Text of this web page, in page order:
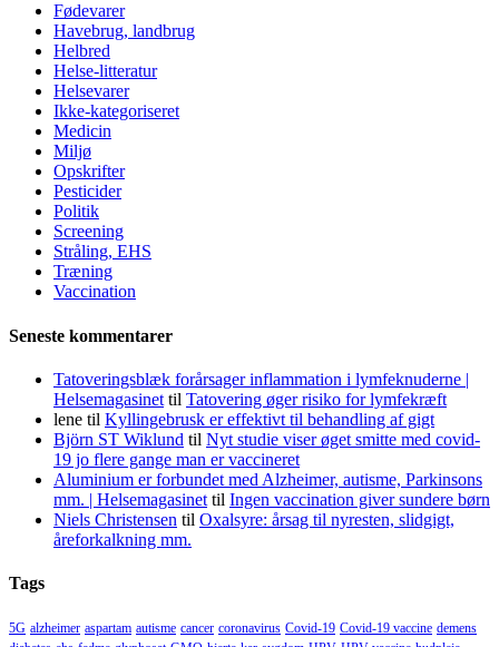
Fødevarer
Havebrug, landbrug
Helbred
Helse-litteratur
Helsevarer
Ikke-kategoriseret
Medicin
Miljø
Opskrifter
Pesticider
Politik
Screening
Stråling, EHS
Træning
Vaccination
Seneste kommentarer
Tatoveringsblæk forårsager inflammation i lymfeknuderne |
Helsemagasinet til Tatovering øger risiko for lymfekræft
lene til Kyllingebrusk er effektivt til behandling af gigt
Björn ST Wiklund til Nyt studie viser øget smitte med covid-
19 jo flere gange man er vaccineret
Aluminium er forbundet med Alzheimer, autisme, Parkinsons
mm. | Helsemagasinet til Ingen vaccination giver sundere børn
Niels Christensen til Oxalsyre: årsag til nyresten, slidgigt,
åreforkalkning mm.
Tags
5G alzheimer aspartam autisme cancer coronavirus Covid-19 Covid-19 vaccine demens